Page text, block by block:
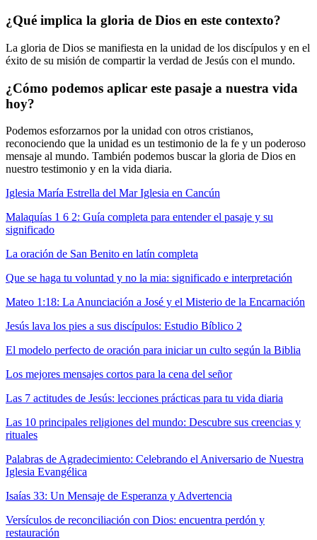
¿Qué implica la gloria de Dios en este contexto?
La gloria de Dios se manifiesta en la unidad de los discípulos y en el
éxito de su misión de compartir la verdad de Jesús con el mundo.
¿Cómo podemos aplicar este pasaje a nuestra vida
hoy?
Podemos esforzarnos por la unidad con otros cristianos,
reconociendo que la unidad es un testimonio de la fe y un poderoso
mensaje al mundo. También podemos buscar la gloria de Dios en
nuestro testimonio y en la vida diaria.
Iglesia María Estrella del Mar Iglesia en Cancún
Malaquías 1 6 2: Guía completa para entender el pasaje y su
significado
La oración de San Benito en latín completa
Que se haga tu voluntad y no la mia: significado e interpretación
Mateo 1:18: La Anunciación a José y el Misterio de la Encarnación
Jesús lava los pies a sus discípulos: Estudio Bíblico 2
El modelo perfecto de oración para iniciar un culto según la Biblia
Los mejores mensajes cortos para la cena del señor
Las 7 actitudes de Jesús: lecciones prácticas para tu vida diaria
Las 10 principales religiones del mundo: Descubre sus creencias y
rituales
Palabras de Agradecimiento: Celebrando el Aniversario de Nuestra
Iglesia Evangélica
Isaías 33: Un Mensaje de Esperanza y Advertencia
Versículos de reconciliación con Dios: encuentra perdón y
restauración